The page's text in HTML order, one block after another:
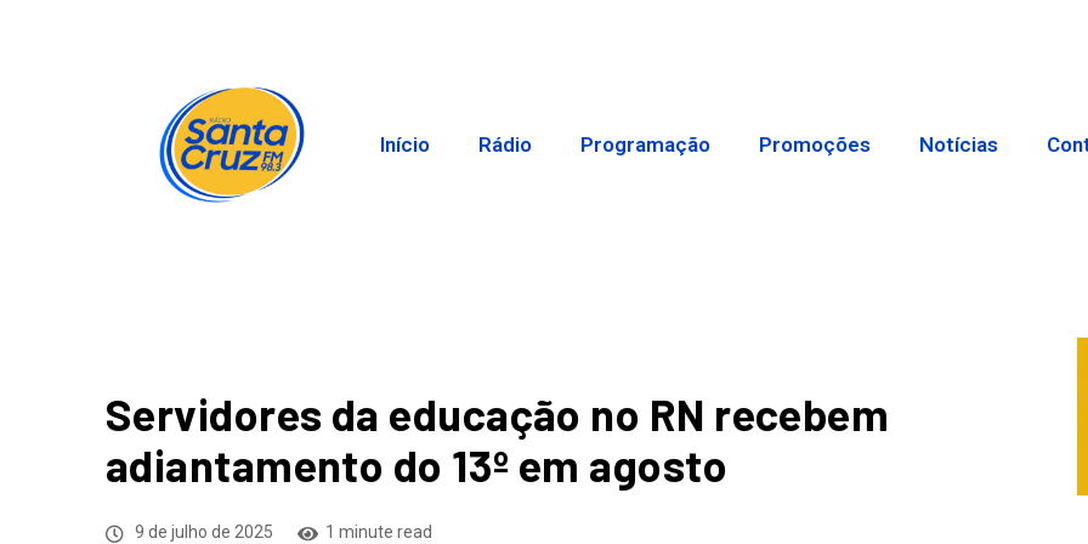
Início Rádio Programação Promoções Notícias
Servidores da educação no RN recebem
adiantamento do 13º em agosto
9 de julho de 2025 1 minute read